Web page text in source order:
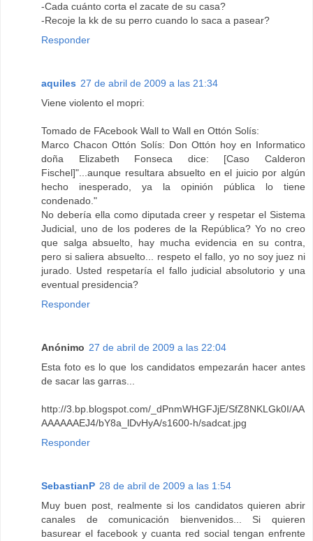
-Cada cuánto corta el zacate de su casa?
-Recoje la kk de su perro cuando lo saca a pasear?
Responder
aquiles 27 de abril de 2009 a las 21:34
Viene violento el mopri:
Tomado de FAcebook Wall to Wall en Ottón Solís:
Marco Chacon Ottón Solís: Don Ottón hoy en Informatico
doña Elizabeth Fonseca dice: [Caso Calderon
Fischel]"...aunque resultara absuelto en el juicio por algún
hecho inesperado, ya la opinión pública lo tiene
condenado."
No debería ella como diputada creer y respetar el Sistema
Judicial, uno de los poderes de la República? Yo no creo
que salga absuelto, hay mucha evidencia en su contra,
pero si saliera absuelto... respeto el fallo, yo no soy juez ni
jurado. Usted respetaría el fallo judicial absolutorio y una
eventual presidencia?
Responder
Anónimo 27 de abril de 2009 a las 22:04
Esta foto es lo que los candidatos empezarán hacer antes
de sacar las garras...
http://3.bp.blogspot.com/_dPnmWHGFJjE/SfZ8NKLGk0I/AA
AAAAAAEJ4/bY8a_lDvHyA/s1600-h/sadcat.jpg
Responder
SebastianP 28 de abril de 2009 a las 1:54
Muy buen post, realmente si los candidatos quieren abrir
canales de comunicación bienvenidos... Si quieren
basurear el facebook y cuanta red social tengan enfrente